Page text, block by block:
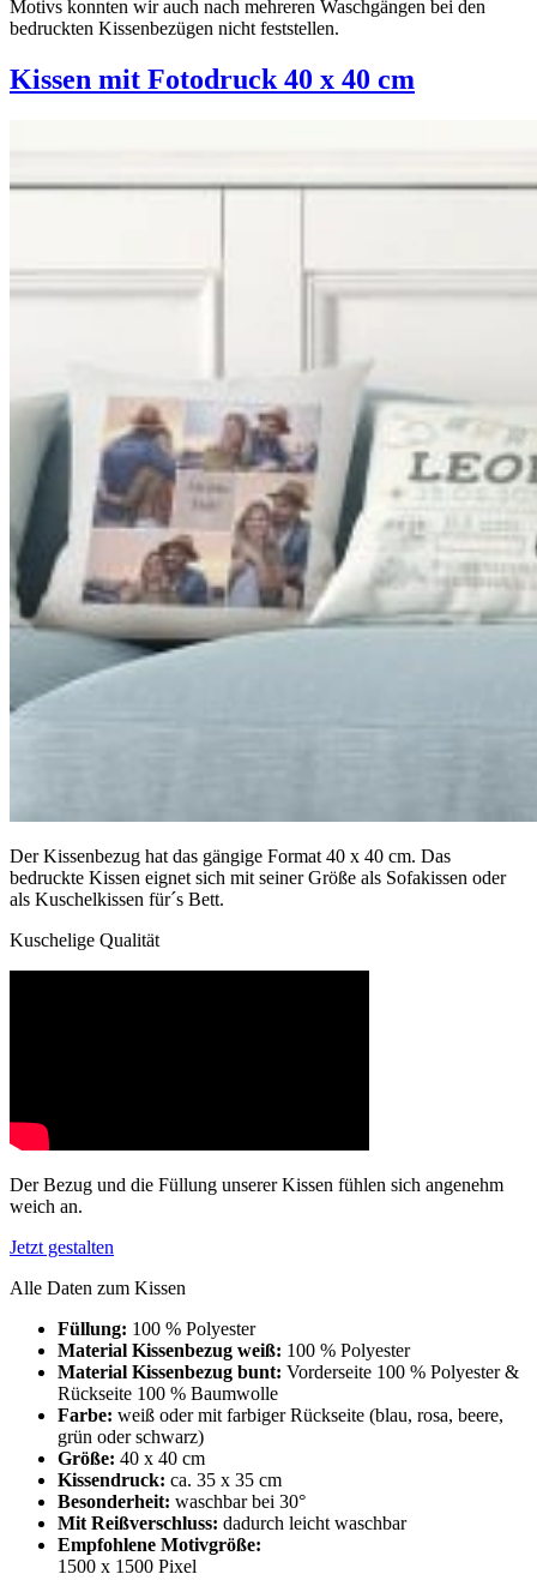
Motivs konnten wir auch nach mehreren Waschgängen bei den
bedruckten Kissenbezügen nicht feststellen.
Kissen mit Fotodruck 40 x 40 cm
Der Kissenbezug hat das gängige Format 40 x 40 cm. Das
bedruckte Kissen eignet sich mit seiner Größe als Sofakissen oder
als Kuschelkissen für´s Bett.
Kuschelige Qualität
Der Bezug und die Füllung unserer Kissen fühlen sich angenehm
weich an.
Jetzt gestalten
Alle Daten zum Kissen
Füllung: 100 % Polyester
Material Kissenbezug weiß: 100 % Polyester
Material Kissenbezug bunt: Vorderseite 100 % Polyester &
Rückseite 100 % Baumwolle
Farbe: weiß oder mit farbiger Rückseite (blau, rosa, beere,
grün oder schwarz)
Größe: 40 x 40 cm
Kissendruck: ca. 35 x 35 cm
Besonderheit: waschbar bei 30°
Mit Reißverschluss: dadurch leicht waschbar
Empfohlene Motivgröße:
1500 x 1500 Pixel